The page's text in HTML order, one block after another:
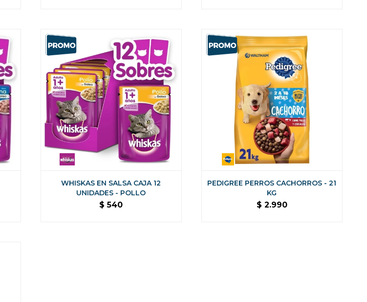
WHISKAS EN SALSA CAJA 12
UNIDADES - POLLO
$ 540
PEDIGREE PERROS CACHORROS - 21
KG
$ 2.990